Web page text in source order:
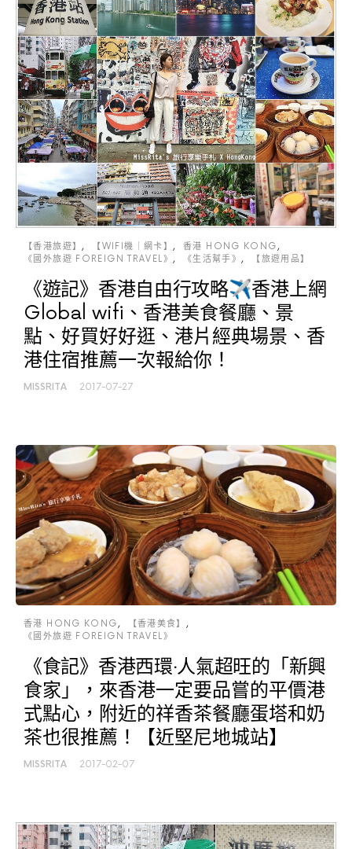
【香港旅遊】 【WIFI機｜網卡】
香港 HONG KONG
《國外旅遊 FOREIGN TRAVEL》
《生活幫手》 【旅遊用品】
《遊記》香港自由行攻略✈香港上網
Global wifi、香港美食餐廳、景
點、好買好好逛、港片經典場景、香
港住宿推薦一次報給你！
MISSRITA 2017-07-27
香港 HONG KONG
【香港美食】
《國外旅遊 FOREIGN TRAVEL》
《食記》香港西環‧人氣超旺的「新興
食家」，來香港一定要品嘗的平價港
式點心，附近的祥香茶餐廳蛋塔和奶
茶也很推薦！【近堅尼地城站】
MISSRITA 2017-02-07